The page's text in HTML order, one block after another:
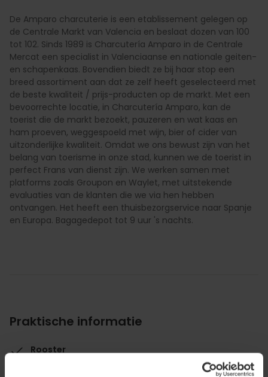
De Amparo charcuterie is een etablissement gelegen op
de Centrale Markt van Valencia en beslaat dozen van 100
tot 102. Sinds 1989 is Charcutería Amparo in de Centrale
Mercat een specialist in Valenciaanse en nationale geiten-
en schapenkaas. Bovendien biedt ze bij haar stop een
breed assortiment aan dat ze zelf heeft geselecteerd met
de beste kwaliteit / prijs-producten op de markt. Met een
bevoorrechte locatie, in Charcutería Amparo, kan de
toerist die de markt bezoekt, pauzeren en wat kaas en
ham proeven, weggespoeld met wijn, bier of cider van
uitzonderlijke kwaliteit. Omdat we ons bewust zijn van het
belang van toerisme in onze stad, kunnen we de toerist in
perfect Frans van dienst zijn. We werken samen met
platforms zoals Groupon en Waylet, met uitstekende
evaluaties van de klanten die we via hen hebben
ontvangen. Het heeft een thuisbezorgservice naar Spanje
en Europa. Bagagedepot tot 9 uur 's nachts.
Praktische informatie
Rooster
Openingstijden: werkdagen van 10.30 - 15.00 uur